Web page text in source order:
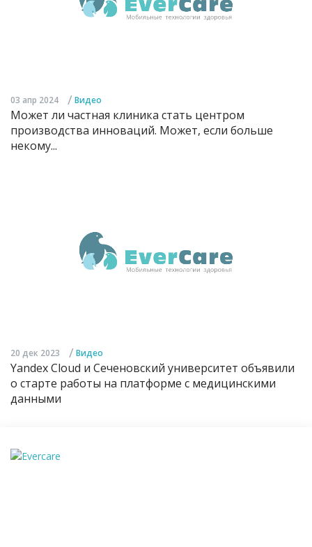
03 апр 2024 / Видео
Может ли частная клиника стать центром
производства инноваций. Может, если больше
некому...
20 дек 2023 / Видео
Yandex Cloud и Сеченовский университет объявили
о старте работы на платформе с медицинскими
данными